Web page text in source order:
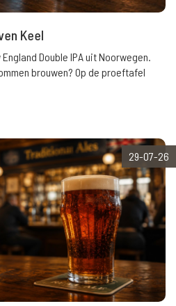
Keel
Double IPA uit Noorwegen.
brouwen? Op de proeftafel
29-07-26